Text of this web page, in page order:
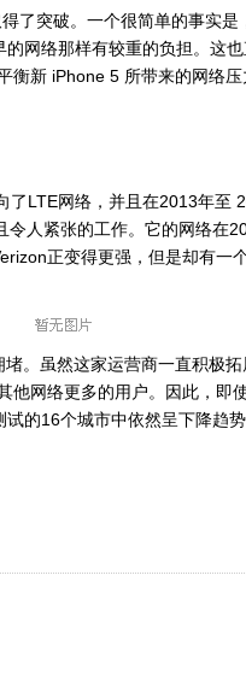
突破。一个很简单的事实是
网络那样有较重的负担。这
衡新 iPhone 5 所带来的网络
LTE网络，并且在2013年至
人紧张的工作。它的网络在
正变得更强，但是却有一
虽然这家运营商一直积极拓
他网络更多的用户。因此，即
的16个城市中依然呈下降趋势